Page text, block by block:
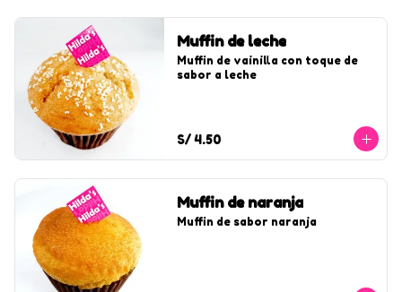
Muffin de leche
Muffin de vainilla con toque de
sabor a leche
S/ 4.50
Muffin de naranja
Muffin de sabor naranja